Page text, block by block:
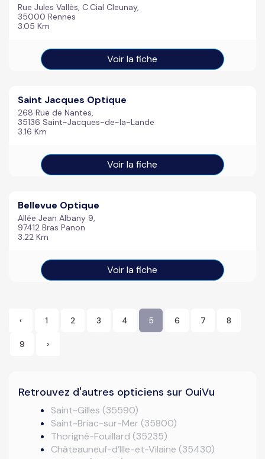
Rue Jules Vallès, C.Cial Cleunay,
35000 Rennes
3.05 Km
Voir la fiche
Saint Jacques Optique
268 Rue de Nantes,
35136 Saint-Jacques-de-la-Lande
3.16 Km
Voir la fiche
Bellevue Optique
Allée Jean Albany 9,
97412 Bras Panon
3.22 Km
Voir la fiche
‹ 1 2 3 4 5 6 7 8
9 ›
Retrouvez d'autres opticiens sur OuiVu
Saint-Gilles (35590)
Saint-Briac-sur-Mer (35800)
Thorigné-Fouillard (35235)
Châteauneuf-d’Ille-et-Vilaine (35430)